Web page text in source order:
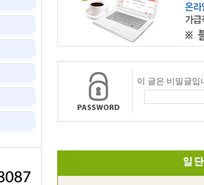
이 글은 비밀글입